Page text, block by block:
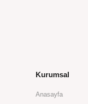
Kurumsal
Anasayfa